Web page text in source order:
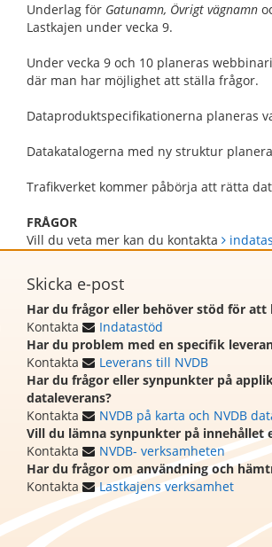
Underlag för Gatunamn, Övrigt vägnamn
Lastkajen under vecka 9.
Under vecka 9 och 10 planeras
där man har möjlighet att ställa frågor.
Dataproduktspecifikationerna planeras
Datakatalogerna med ny struktur
Trafikverket kommer påbörja att rätta
FRÅGOR
Vill du veta mer kan du kontakta
Skicka e-post
Har du frågor eller behöver stöd för att
Kontakta
Indatastöd
Har du problem med en specifik
Kontakta
Leverans till NVDB
Har du frågor eller synpunkter på
dataleverans?
Kontakta
NVDB på karta och NVDB
Vill du lämna synpunkter på innehållet
Kontakta
NVDB- verksamheten
Har du frågor om användning och
Kontakta
Lastkajens verksamhet